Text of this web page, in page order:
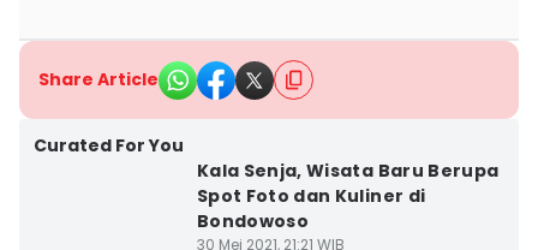
Share Article
Curated For You
Kala Senja, Wisata Baru Berupa
Spot Foto dan Kuliner di
Bondowoso
30 Mei 2021, 21:21 WIB